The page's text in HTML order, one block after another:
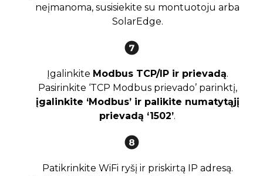
neįmanoma, susisiekite su montuotoju arba
SolarEdge.
Įgalinkite Modbus TCP/IP ir prievadą.
Pasirinkite ‘TCP Modbus prievado’ parinktį,
įgalinkite ‘Modbus’ ir palikite numatytąjį
prievadą ‘1502’.
Patikrinkite WiFi ryšį ir priskirtą IP adresą.